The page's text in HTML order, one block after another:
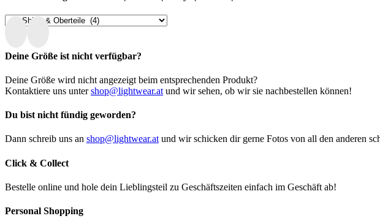
Deine Größe ist nicht verfügbar?
Deine Größe wird nicht angezeigt beim entsprechenden Produkt?
Kontaktiere uns untershop@lightwear.at und wir sehen, ob wir sie nachbestellen können!
Du bist nicht fündig geworden?
Dann schreib uns an shop@lightwear.at und wir schicken dir gerne Fotos von all den anderen
Click & Collect
Bestelle online und hole dein Lieblingsteil zu Geschäftszeiten einfach im Geschäft ab!
Personal Shopping